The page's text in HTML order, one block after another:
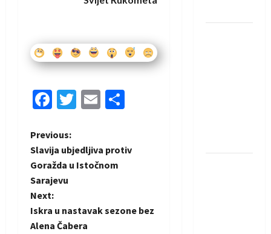
Facebook
Twitter
Email
P
o
s
t
Previous:
Slavija ubjedljiva protiv
Goražda u Istočnom
Sarajevu
Next:
Iskra u nastavak sezone bez
Alena Čabera